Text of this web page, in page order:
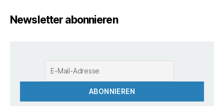
Newsletter abonnieren